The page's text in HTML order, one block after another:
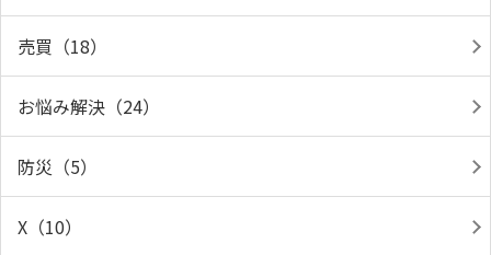
売買（18）
お悩み解決（24）
防災（5）
X（10）